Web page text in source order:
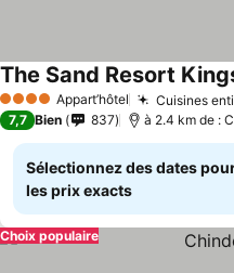
4 Étoiles Appart’hôtel Cuisines
Consulter les prix
7,7 Bien 837 à 2.4 km de :
Sélectionnez des dates
les prix exacts
Choix populaire